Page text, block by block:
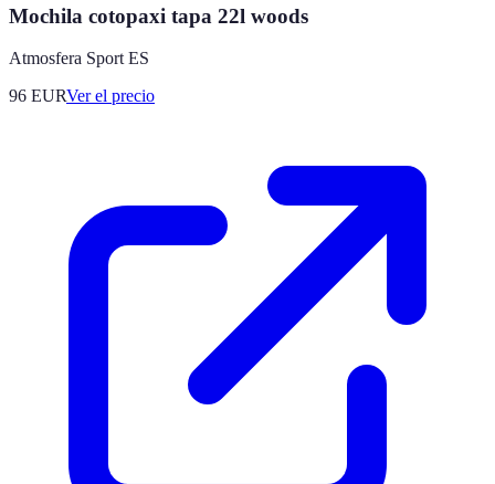
Mochila cotopaxi tapa 22l woods
Atmosfera Sport ES
96 EURVer el precio